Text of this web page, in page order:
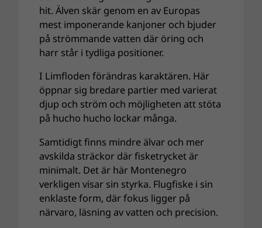
hit. Älven skär genom en av Europas
mest imponerande kanjoner och bjuder
på strömmande vatten där öring och
harr står i tydliga positioner.
I Limfloden förändras karaktären. Här
öppnar sig bredare partier med varierat
djup och ström och möjligheten att stöta
på hucho hucho lockar många.
Samtidigt finns mindre älvar och mer
avskilda sträckor där fisketrycket är
minimalt. Det är här Montenegro
verkligen visar sin styrka. Flugfiske i sin
enklaste form, där fokus ligger på
närvaro, läsning av vatten och precision.